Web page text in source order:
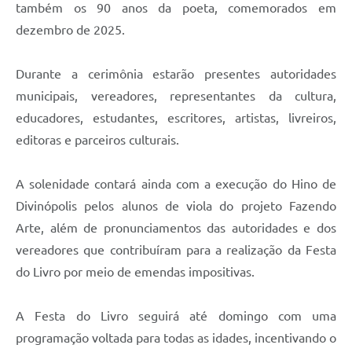
também os 90 anos da poeta, comemorados em
dezembro de 2025.
Durante a cerimônia estarão presentes autoridades
municipais, vereadores, representantes da cultura,
educadores, estudantes, escritores, artistas, livreiros,
editoras e parceiros culturais.
A solenidade contará ainda com a execução do Hino de
Divinópolis pelos alunos de viola do projeto Fazendo
Arte, além de pronunciamentos das autoridades e dos
vereadores que contribuíram para a realização da Festa
do Livro por meio de emendas impositivas.
A Festa do Livro seguirá até domingo com uma
programação voltada para todas as idades, incentivando o